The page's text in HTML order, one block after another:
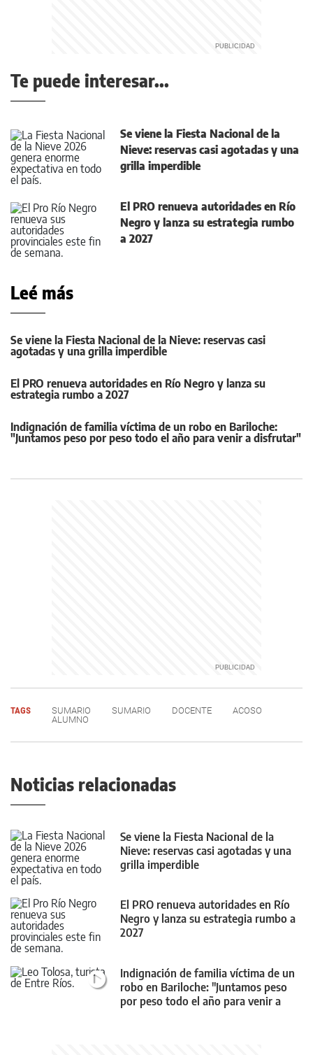
Te puede interesar...
Se viene la Fiesta Nacional de la
Nieve: reservas casi agotadas y una
grilla imperdible
El PRO renueva autoridades en Río
Negro y lanza su estrategia rumbo
a 2027
Leé más
Se viene la Fiesta Nacional de la Nieve: reservas casi
agotadas y una grilla imperdible
El PRO renueva autoridades en Río Negro y lanza su
estrategia rumbo a 2027
Indignación de familia víctima de un robo en Bariloche:
"Juntamos peso por peso todo el año para venir a disfrutar"
TAGS SUMARIO SUMARIO DOCENTE
ACOSO
ALUMNO
Noticias relacionadas
Se viene la Fiesta Nacional de la
Nieve: reservas casi agotadas y una
grilla imperdible
El PRO renueva autoridades en Río
Negro y lanza su estrategia rumbo a
2027
Indignación de familia víctima de un
robo en Bariloche: "Juntamos peso
por peso todo el año para venir a